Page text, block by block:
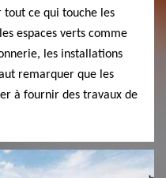
tout ce qui touche les
espaces verts comme
les installations
remarquer que les
à fournir des travaux de